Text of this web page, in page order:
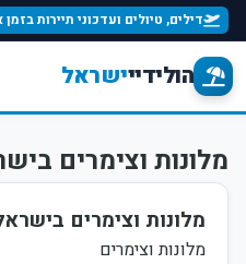
דילים, טיולים ועדכוני תיירות
הולידייישראל
מלונות וצימרים
מלונות וצימרים
מלונות וצימרים